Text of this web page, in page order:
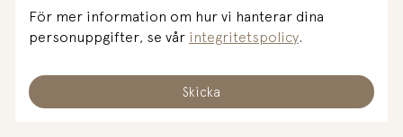
För mer information om hur vi hanterar dina
personuppgifter, se vår integritetspolicy